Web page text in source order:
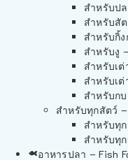
สำหรับป
สำหรับสั
สำหรับกิ้
สำหรับงู
สำหรับเ
สำหรับเ
สำหรับกบ
สำหรับทุกสัตว์
สำหรับทุ
สำหรับทุ
อาหารปลา – Fish